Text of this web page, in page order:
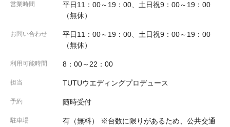
営業時間
平日11：00～19：00、土日祝9：00～19：00
（無休）
お問い合わせ
平日11：00～19：00、土日祝9：00～19：00
（無休）
利用可能時間 8：00～22：00
担当 TUTUウエディングプロデュース
予約 随時受付
駐車場
有（無料） ※台数に限りがあるため、公共交通